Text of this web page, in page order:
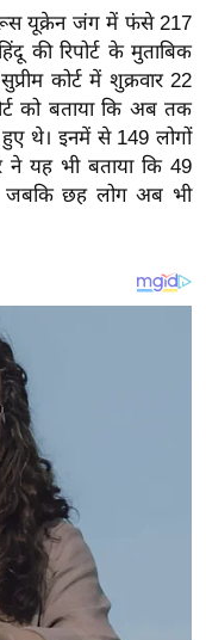
रूस यूक्रेन जंग में फंसे 217
की रिपोर्ट के मुताबिक
कोर्ट में शुक्रवार 22
को बताया कि अब तक
थे। इनमें से 149 लोगों
ने यह भी बताया कि 49
जबकि छह लोग अब भी